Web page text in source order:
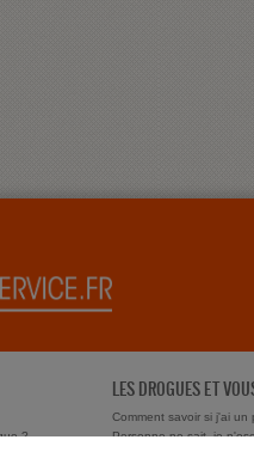
?
LES DROGUES ET
Comment savoir si j'ai un
Personne ne sait, je